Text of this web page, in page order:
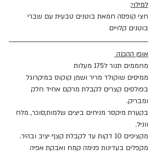
למילוי:
חצי קופסה חמאת בוטנים טבעית עם שברי
בוטנים קלויים
אופן ההכנה
מחממים תנור ל175 מעלות
ממיסים שוקולד מריר ושמן קוקוס במיקרוגל
בפולסים קצרים לקבלת מרקם אחיד חלק
ומבריק.
בקערת מיקסר מניחים ביצים שלמות,סוכר, מלח
ווניל.
מקציפים 10 דקות עד לקבלת קצף יציב ובהיר.
מקפלים בעדינות פנימה קמח ואבקת אפיה